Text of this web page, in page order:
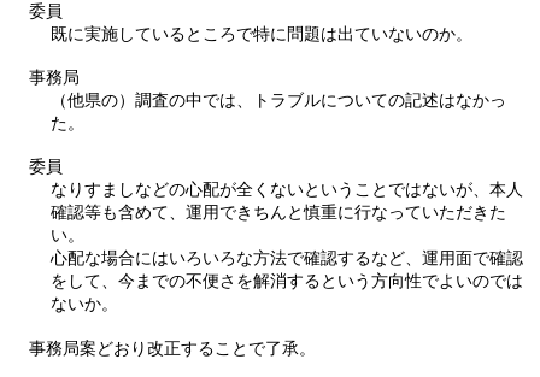
委員
既に実施しているところで特に問題は出ていないのか。
事務局
（他県の）調査の中では、トラブルについての記述はなかっ
た。
委員
なりすましなどの心配が全くないということではないが、本人
確認等も含めて、運用できちんと慎重に行なっていただきた
い。
心配な場合にはいろいろな方法で確認するなど、運用面で確認
をして、今までの不便さを解消するという方向性でよいのでは
ないか。
事務局案どおり改正することで了承。